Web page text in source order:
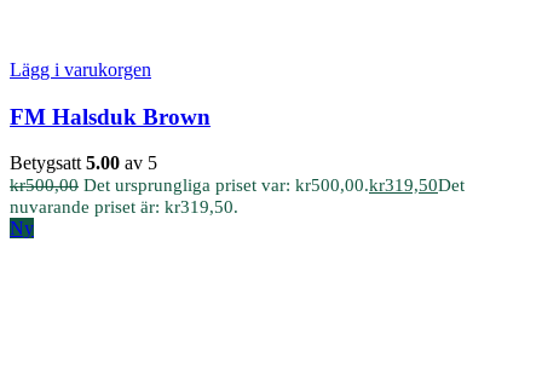
Lägg i varukorgen
FM Halsduk Brown
Betygsatt 5.00 av 5
kr500,00 Det ursprungliga priset var: kr500,00.kr319,50Det
nuvarande priset är: kr319,50.
Ny